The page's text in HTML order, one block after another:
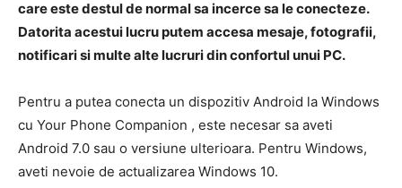
care este destul de normal sa incerce sa le conecteze.
Datorita acestui lucru putem accesa mesaje, fotografii,
notificari si multe alte lucruri din confortul unui PC.
Pentru a putea conecta un dispozitiv Android la Windows
cu Your Phone Companion , este necesar sa aveti
Android 7.0 sau o versiune ulterioara. Pentru Windows,
aveti nevoie de actualizarea Windows 10.